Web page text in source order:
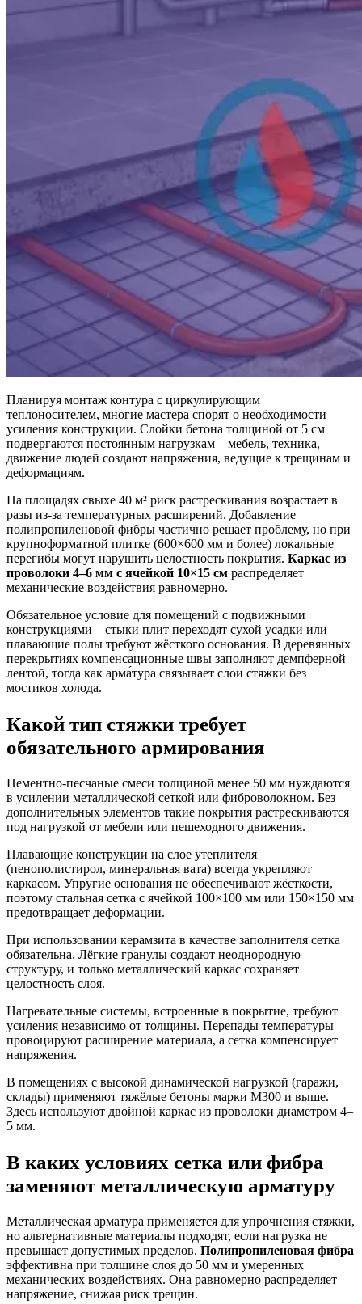
Планируя монтаж контура с циркулирующим
теплоносителем, многие мастера спорят о необходимости
усиления конструкции. Слойки бетона толщиной от 5 см
подвергаются постоянным нагрузкам – мебель, техника,
движение людей создают напряжения, ведущие к трещинам и
деформациям.
На площадях свыхе 40 м² риск растрескивания возрастает в
разы из-за температурных расширений. Добавление
полипропиленовой фибры частично решает проблему, но при
крупноформатной плитке (600×600 мм и более) локальные
перегибы могут нарушить целостность покрытия. Каркас из
проволоки 4–6 мм с ячейкой 10×15 см распределяет
механические воздействия равномерно.
Обязательное условие для помещений с подвижными
конструкциями – стыки плит переходят сухой усадки или
плавающие полы требуют жёсткого основания. В деревянных
перекрытиях компенсационные швы заполняют демпферной
лентой, тогда как арма́тура связывает слои стяжки без
мостиков холода.
Какой тип стяжки требует
обязательного армирования
Цементно-песчаные смеси толщиной менее 50 мм нуждаются
в усилении металлической сеткой или фиброволокном. Без
дополнительных элементов такие покрытия растрескиваются
под нагрузкой от мебели или пешеходного движения.
Плавающие конструкции на слое утеплителя
(пенополистирол, минеральная вата) всегда укрепляют
каркасом. Упругие основания не обеспечивают жёсткости,
поэтому стальная сетка с ячейкой 100×100 мм или 150×150 мм
предотвращает деформации.
При использовании керамзита в качестве заполнителя сетка
обязательна. Лёгкие гранулы создают неоднородную
структуру, и только металлический каркас сохраняет
целостность слоя.
Нагревательные системы, встроенные в покрытие, требуют
усиления независимо от толщины. Перепады температуры
провоцируют расширение материала, а сетка компенсирует
напряжения.
В помещениях с высокой динамической нагрузкой (гаражи,
склады) применяют тяжёлые бетоны марки М300 и выше.
Здесь используют двойной каркас из проволоки диаметром 4–
5 мм.
В каких условиях сетка или фибра
заменяют металлическую арматуру
Металлическая арматура применяется для упрочнения стяжки,
но альтернативные материалы подходят, если нагрузка не
превышает допустимых пределов. Полипропиленовая фибра
эффективна при толщине слоя до 50 мм и умеренных
механических воздействиях. Она равномерно распределяет
напряжение, снижая риск трещин.